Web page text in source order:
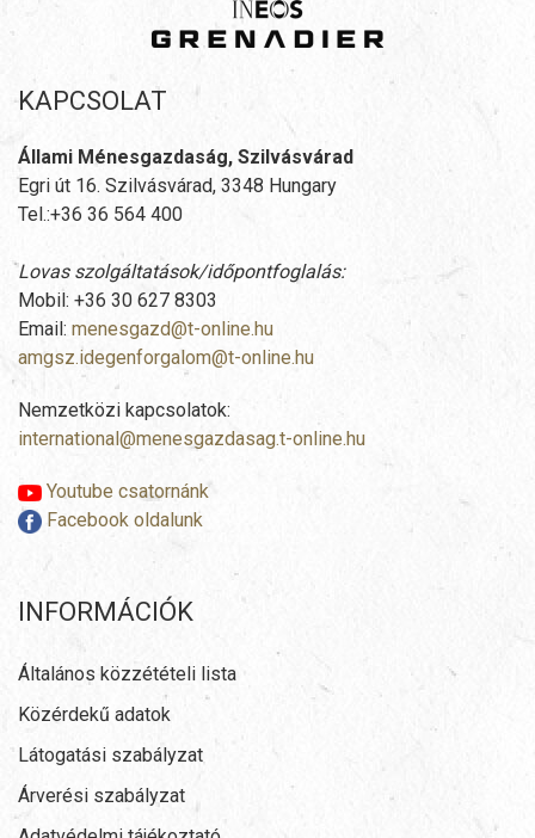
KAPCSOLAT
Állami Ménesgazdaság, Szilvásvárad
Egri út 16. Szilvásvárad, 3348 Hungary
Tel.:+36 36 564 400
Lovas szolgáltatások/időpontfoglalás:
Mobil: +36 30 627 8303
Email: menesgazd@t-online.hu
amgsz.idegenforgalom@t-online.hu
Nemzetközi kapcsolatok:
international@menesgazdasag.t-online.hu
Youtube csatornánk
Facebook oldalunk
INFORMÁCIÓK
Általános közzétételi lista
Közérdekű adatok
Látogatási szabályzat
Árverési szabályzat